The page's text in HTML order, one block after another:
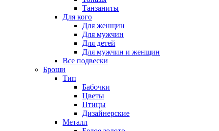
Танзаниты
Для кого
Для женщин
Для мужчин
Для детей
Для мужчин и женщин
Все подвески
Броши
Тип
Бабочки
Цветы
Птицы
Дизайнерские
Металл